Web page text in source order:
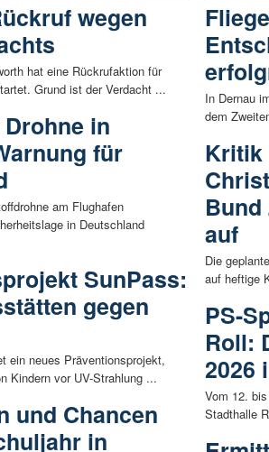
wegen
hat eine Rückrufaktion für
Grund ist der Verdacht ...
in
für
am Flughafen
in Deutschland
SunPass:
gegen
ein neues Präventionsprojekt,
Kindern vor UV-Strahlung ...
und Chancen
in
In Dernau
dem
Kritik
auf
Die
auf heftige
PS-
Roll:
2026
Vom 12.
Stadthalle